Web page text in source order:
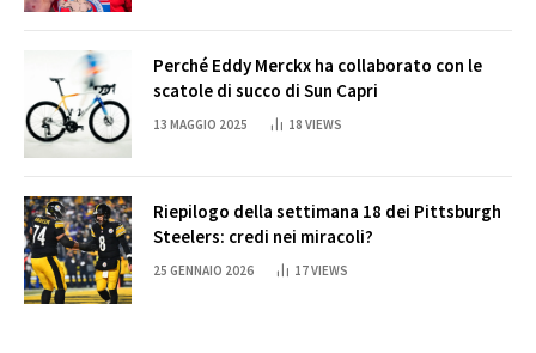
Perché Eddy Merckx ha collaborato con le
scatole di succo di Sun Capri
13 MAGGIO 2025 18 VIEWS
Riepilogo della settimana 18 dei Pittsburgh
Steelers: credi nei miracoli?
25 GENNAIO 2026 17VIEWS